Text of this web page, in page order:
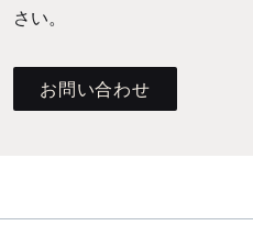
さい。
お問い合わせ